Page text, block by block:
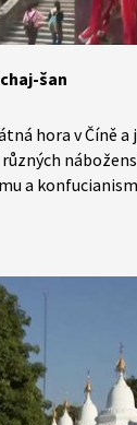
šan
hora v Číně
a
a
stromů věší
a přátelství